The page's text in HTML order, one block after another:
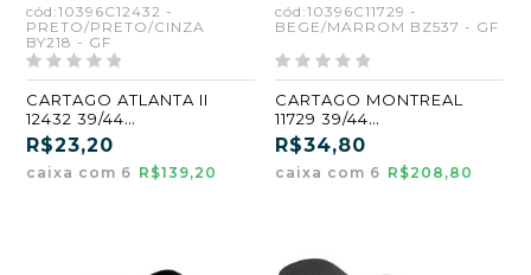
cód:10396C12432 -
PRETO/PRETO/CINZA
BY218 - GF
CARTAGO ATLANTA II
12432 39/44
PRETO/PRETO/CINZA
(BY218) (GF) (CX6)
R$23,20
caixa com 6 R$139,20
cód:10396C11729 -
BEGE/MARROM BZ537 - GF
CARTAGO MONTREAL
11729 39/44
BEGE/MARROM (BZ537)
(GF) (CX6)
R$34,80
caixa com 6 R$208,80